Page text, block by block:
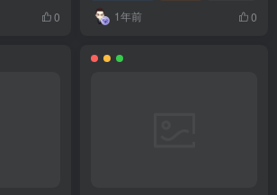
0 1年前 0